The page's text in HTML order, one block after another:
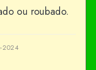
ou roubado.
2024